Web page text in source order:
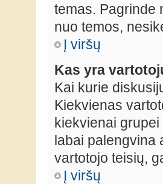
temas. Pagrinde
nuo temos,
Į viršų
Kas yra
Kai kurie
Kiekvienas
kiekvienai
labai palengvina
vartotojo teisių,
Į viršų